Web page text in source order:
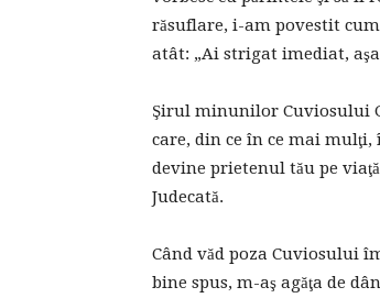
răsuflare, i-am povestit
atât: „Ai strigat imediat,
Şirul minunilor Cuviosului
care, din ce în ce mai
devine prietenul tău pe
Judecată.
Când văd poza Cuviosului
bine spus, m-aş agăţa de